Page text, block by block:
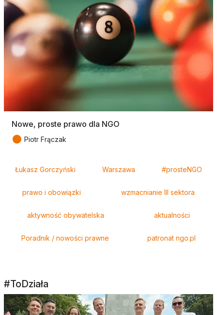
Nowe, proste prawo dla NGO
● Piotr Frączak
Łukasz Gorczyński Warszawa #prosteNGO
prawo i obowiązki wzmacnianie III sektora
aktywność obywatelska aktualności
Poradnik / nowości prawne patronat ngo.pl
#ToDziała